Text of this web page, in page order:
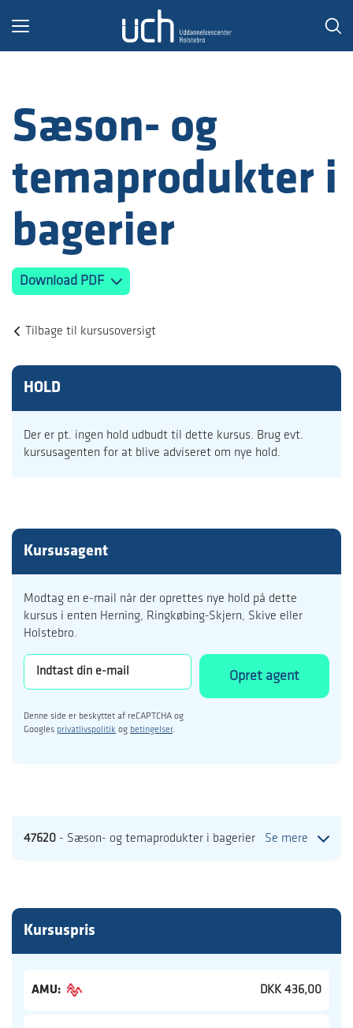
Toggle
Sæson- og
temaprodukter i
bagerier
Download PDF
Tilbage til kursusoversigt
HOLD
Der er pt. ingen hold udbudt til dette kursus. Brug evt.
kursusagenten for at blive adviseret om nye hold.
Kursusagent
Modtag en e-mail når der oprettes nye hold på dette
kursus i enten Herning, Ringkøbing-Skjern, Skive eller
Holstebro.
Opret agent
Denne side er beskyttet af reCAPTCHA og
Googles privatlivspolitik og betingelser.
47620 - Sæson- og temaprodukter i bagerier Se mere
Kursuspris
AMU: DKK 436,00